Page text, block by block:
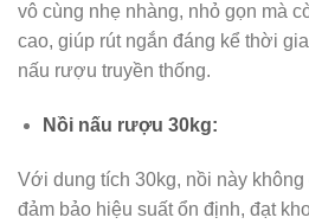
vô cùng nhẹ nhàng, nhỏ gọn mà
cao, giúp rút ngắn đáng kể thời
nấu rượu truyền thống.
Nồi nấu rượu 30kg:
Với dung tích 30kg, nồi này
đảm bảo hiệu suất ổn định, đạt